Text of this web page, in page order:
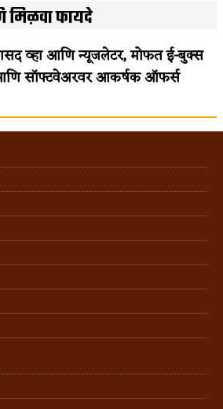
मिळवा फायदे
व्हा आणि न्यूजलेटर, मोफत ई-बुक्स
सॉफ्टवेअरवर आकर्षक ऑफर्स